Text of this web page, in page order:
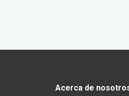
Acerca de